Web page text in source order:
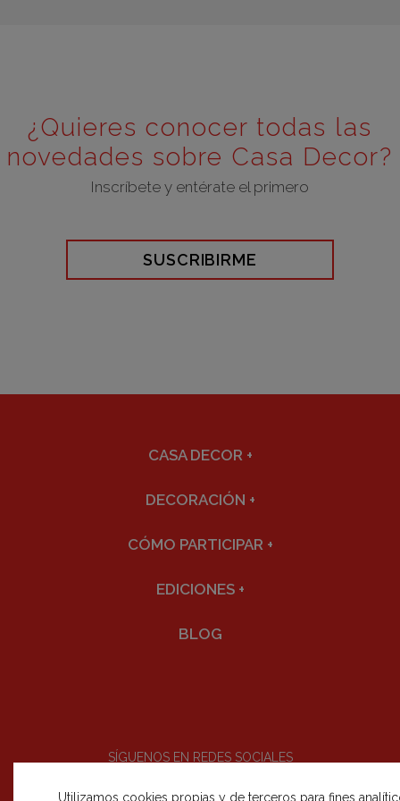
¿Quieres conocer todas las
novedades sobre Casa Decor?
Inscríbete y entérate el primero
SUSCRIBIRME
Utilizamos cookies propias y de terceros para fines
CASA DECOR +
DECORACIÓN +
CÓMO PARTICIPAR +
EDICIONES +
BLOG
SÍGUENOS EN REDES SOCIALES